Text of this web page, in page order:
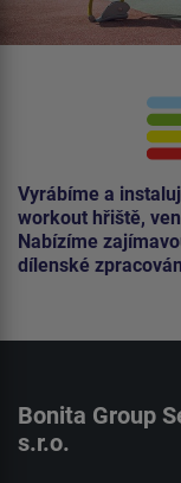
Vyrábíme a
workout hřiště,
Nabízíme
dílenské
Bonita Group
s.r.o.